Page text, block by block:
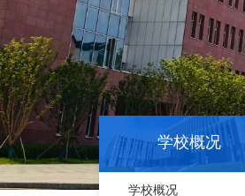
学校概况
学校概况